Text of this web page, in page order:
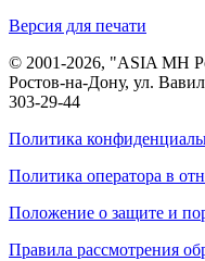
Версия для печати
© 2001-2026, "ASIA MH
Ростов-на-Дону, ул.
303-29-44
Политика
Политика оператора в
Положение о защите и
Правила рассмотрения